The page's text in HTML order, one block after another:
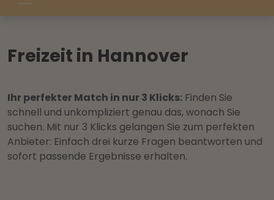
Freizeit in Hannover
Ihr perfekter Match in nur 3 Klicks: Finden Sie
schnell und unkompliziert genau das, wonach Sie
suchen. Mit nur 3 Klicks gelangen Sie zum perfekten
Anbieter: Einfach drei kurze Fragen beantworten und
sofort passende Ergebnisse erhalten.